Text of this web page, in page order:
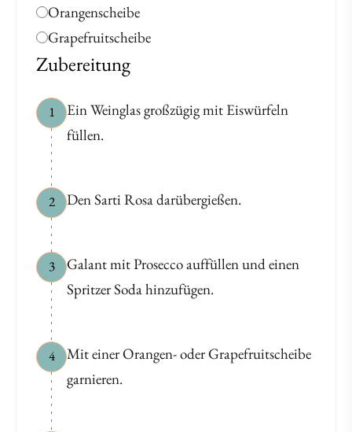
Orangenscheibe
Grapefruitscheibe
Zubereitung
1
Ein Weinglas großzügig mit Eiswürfeln
füllen.
2 Den Sarti Rosa darübergießen.
3
Galant mit Prosecco auffüllen und einen
Spritzer Soda hinzufügen.
4
Mit einer Orangen- oder Grapefruitscheibe
garnieren.